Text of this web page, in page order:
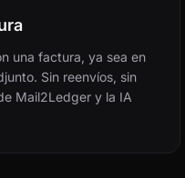
una factura, ya sea en
Sin reenvíos, sin
Mail2Ledger y la IA